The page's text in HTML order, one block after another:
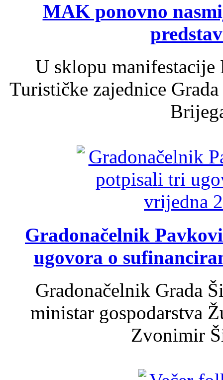
MAK ponovno
U sklopu
Turističke zajednice
Gradonačelnik
ugovora o
Gradonačelnik Grada
ministar gospodarstva
Zvonimir